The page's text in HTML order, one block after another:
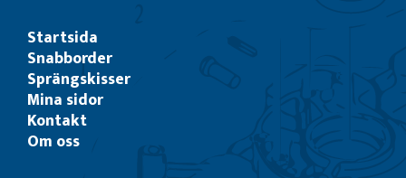
Startsida
Snabborder
Sprängskisser
Mina sidor
Kontakt
Om oss